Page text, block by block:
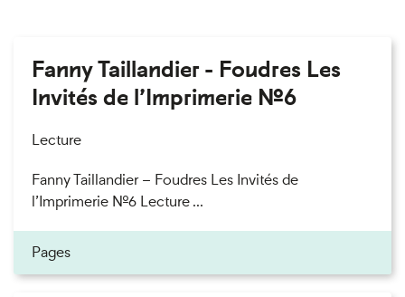
Fanny Taillandier - Foudres Les
Invités de l’Imprimerie n°6
Lecture
Fanny Taillandier – Foudres Les Invités de
l’Imprimerie n°6 Lecture ...
Pages